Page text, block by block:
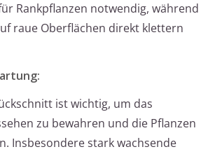
Rankpflanzen notwendig, während
raue Oberflächen direkt klettern
ist wichtig, um das
zu bewahren und die Pflanzen
Insbesondere stark wachsende